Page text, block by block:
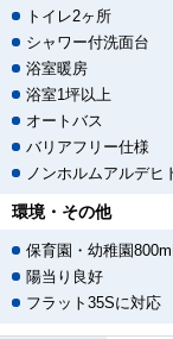
トイレ2ヶ所
シャワー付洗面台
浴室暖房
浴室1坪以上
オートバス
バリアフリー仕様
ノンホルムアルデヒ
環境・その他
保育園・幼稚園
陽当り良好
フラット35Sに対応